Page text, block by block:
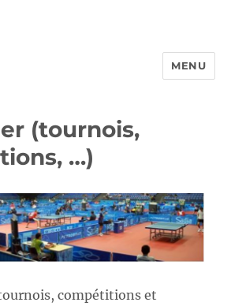
MENU
(tournois,
…)
compétitions et